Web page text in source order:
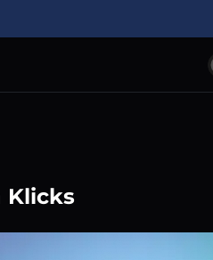
Klicks